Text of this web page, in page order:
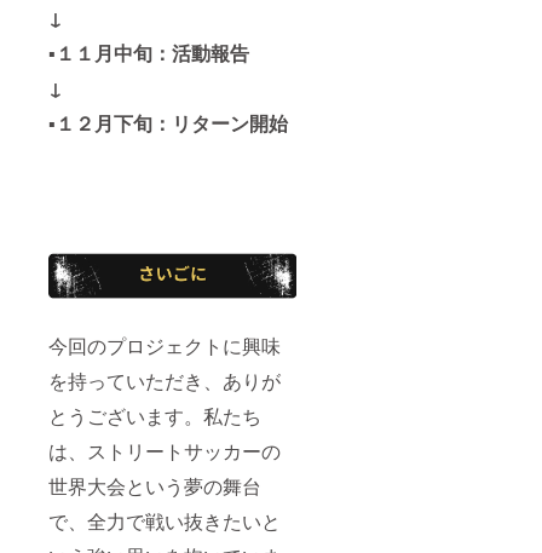
↓
▪️１１月中旬：活動報告
↓
▪️１２月下旬：リターン開始
今回のプロジェクトに興味
を持っていただき、ありが
とうございます。私たち
は、ストリートサッカーの
世界大会という夢の舞台
で、全力で戦い抜きたいと